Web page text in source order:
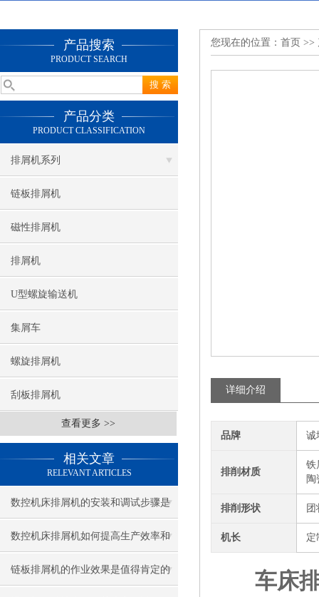
产品搜索
PRODUCT SEARCH
产品分类
PRODUCT CLASSIFICATION
排屑机系列
链板排屑机
磁性排屑机
排屑机
U型螺旋输送机
集屑车
螺旋排屑机
刮板排屑机
查看更多 >>
相关文章
RELEVANT ARTICLES
数控机床排屑机的安装和调试步骤是
怎样的？
数控机床排屑机如何提高生产效率和
产品质量？
链板排屑机的作业效果是值得肯定的
您现在的位置： 首页 >>
详细介绍
品牌 诚
排削材质
铁
排削形状
机长 定
车床